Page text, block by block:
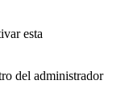
esta
del administrador